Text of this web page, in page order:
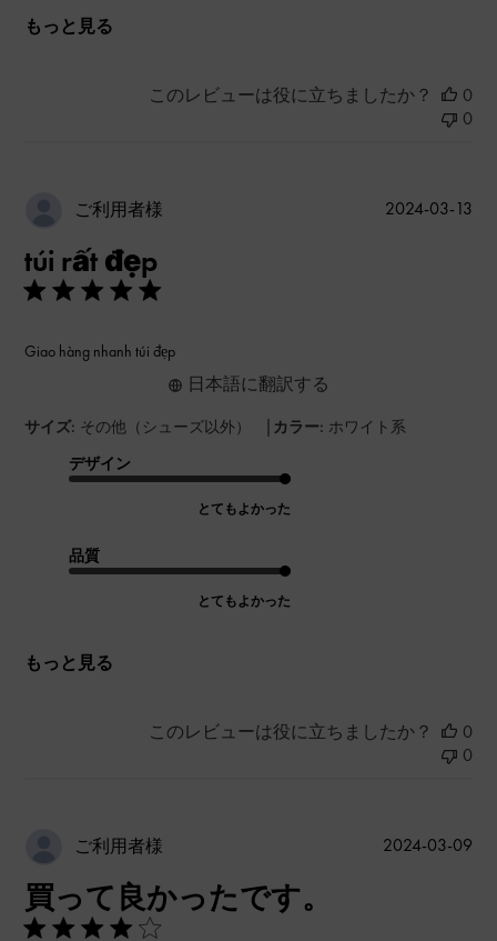
もっと見る
このレビューは役に立ちましたか？
0
0
ご利用者様
túi rất đẹp
Giao hàng nhanh túi đẹp
サイズ: その他（シューズ以外） | カラー: ホワイト系
デザイン
とてもよかった
品質
とてもよかった
もっと見る
日本語に翻訳する
公
2024-03-13
このレビューは役に立ちましたか？
0
0
ご利用者様
買って良かったです。
公
2024-03-09